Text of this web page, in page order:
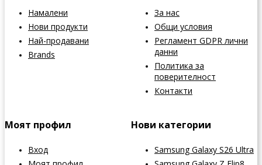
Намалени
Нови продукти
Най-продавани
Brands
За нас
Общи условия
Регламент GDPR лични
данни
Политика за
поверителност
Контакти
Моят профил
Вход
Нови категории
Samsung Galaxy S26 Ultra